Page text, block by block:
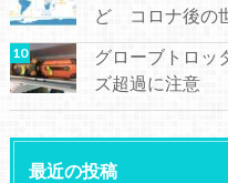
ど コロナ後の
グローブトロッ
ズ超過に注意
最近の投稿